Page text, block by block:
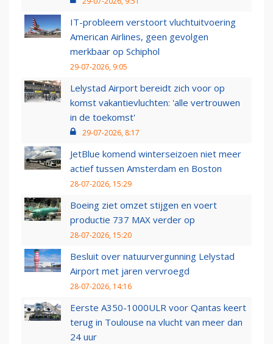
IT-probleem verstoort vluchtuitvoering
American Airlines, geen gevolgen
merkbaar op Schiphol
29-07-2026, 9:05
Lelystad Airport bereidt zich voor op
komst vakantievluchten: 'alle vertrouwen
in de toekomst'
29-07-2026, 8:17
JetBlue komend winterseizoen niet meer
actief tussen Amsterdam en Boston
28-07-2026, 15:29
Boeing ziet omzet stijgen en voert
productie 737 MAX verder op
28-07-2026, 15:20
Besluit over natuurvergunning Lelystad
Airport met jaren vervroegd
28-07-2026, 14:16
Eerste A350-1000ULR voor Qantas keert
terug in Toulouse na vlucht van meer dan
24 uur